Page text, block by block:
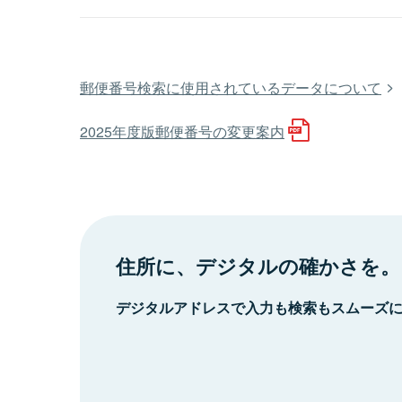
郵便番号検索に使用されているデータについて
2025年度版郵便番号の変更案内
住所に、デジタルの確かさを。
デジタルアドレスで入力も検索もスムーズ